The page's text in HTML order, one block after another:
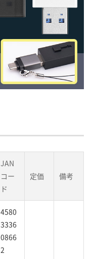
JAN
コー
ド
定価 備考
4580
3336
0866
2